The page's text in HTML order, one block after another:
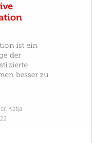
ist ein
der
besser zu
, Katja